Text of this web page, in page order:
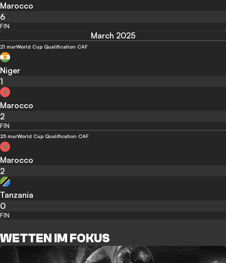
Marocco
6
FIN
March 2025
21 marWorld Cup Qualification CAF
Niger
1
Marocco
2
FIN
25 marWorld Cup Qualification CAF
Marocco
2
Tanzania
0
FIN
WETTEN IM FOKUS